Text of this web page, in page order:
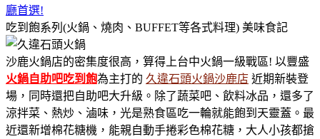
廳首選!
吃到飽系列(火鍋、燒肉、BUFFET等各式料理) 美味食記
沙鹿火鍋店的密集度很高，算得上台中火鍋一級戰區! 以豐盛
火鍋自助吧吃到飽為主打的 久違石頭火鍋沙鹿店 近期新裝登
場，同時還把自助吧大升級。除了蔬菜吧、飲料冰品，還多了
涼拌菜、熱炒、滷味，光是熟食區吃一輪就能飽到天靈蓋。最
近還新增棉花糖機，能親自動手捲彩色棉花糖，大人小孩都搶